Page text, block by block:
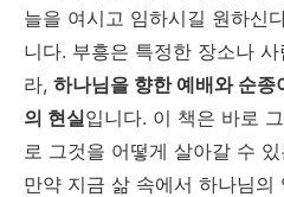
늘을 여시고 임하시길 원하신
니다. 부흥은 특정한 장소나
라, 하나님을 향한 예배와 순
의 현실입니다. 이 책은 바로
로 그것을 어떻게 살아갈 수
만약 지금 삶 속에서 하나님의